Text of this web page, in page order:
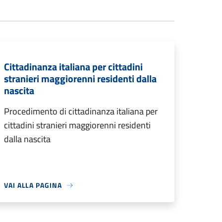
Cittadinanza italiana per cittadini
stranieri maggiorenni residenti dalla
nascita
Procedimento di cittadinanza italiana per
cittadini stranieri maggiorenni residenti
dalla nascita
VAI ALLA PAGINA